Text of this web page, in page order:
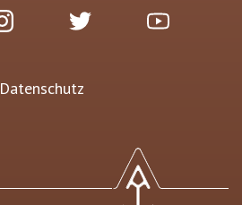
Datenschutz